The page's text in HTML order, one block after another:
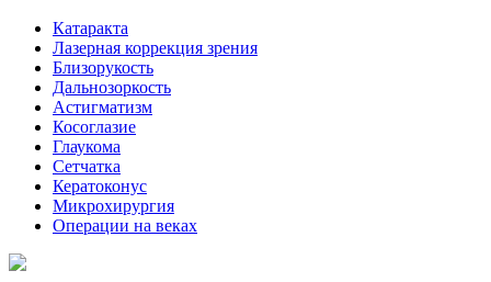
Катаракта
Лазерная коррекция зрения
Близорукость
Дальнозоркость
Астигматизм
Косоглазие
Глаукома
Сетчатка
Кератоконус
Микрохирургия
Операции на веках